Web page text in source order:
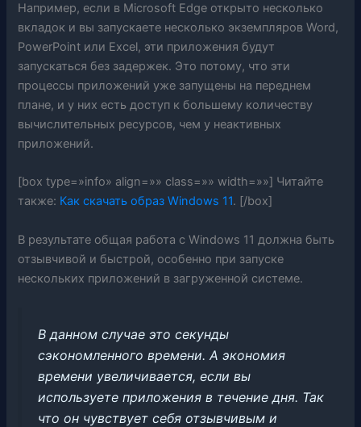
Например, если в Microsoft Edge открыто несколько
вкладок и вы запускаете несколько экземпляров Word,
PowerPoint или Excel, эти приложения будут
запускаться без задержек. Это потому, что эти
процессы приложений уже запущены на переднем
плане, и у них есть доступ к большему количеству
вычислительных ресурсов, чем у неактивных
приложений.
[box type=»info» align=»» class=»» width=»»] Читайте
также: Как скачать образ Windows 11. [/box]
В результате общая работа с Windows 11 должна быть
отзывчивой и быстрой, особенно при запуске
нескольких приложений в загруженной системе.
В данном случае это секунды
сэкономленного времени. А экономия
времени увеличивается, если вы
используете приложения в течение дня. Так
что он чувствует себя отзывчивым и